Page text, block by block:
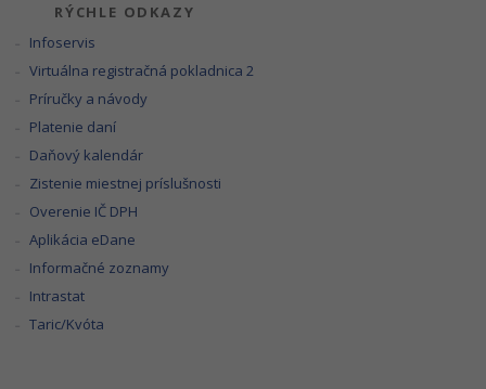
RÝCHLE ODKAZY
Infoservis
Virtuálna registračná pokladnica 2
Príručky a návody
Platenie daní
Daňový kalendár
Zistenie miestnej príslušnosti
Overenie IČ DPH
Aplikácia eDane
Informačné zoznamy
Intrastat
Taric/Kvóta